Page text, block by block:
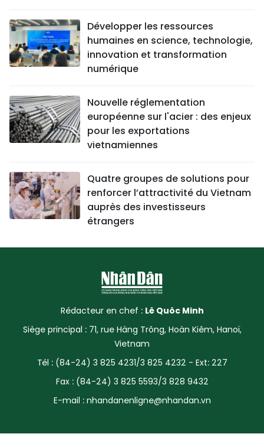
Développer les ressources
humaines en science, technologie,
innovation et transformation
numérique
Nouvelle réglementation
européenne sur l'acier : des enjeux
pour les exportations
vietnamiennes
Quatre groupes de solutions pour
renforcer l’attractivité du Vietnam
auprès des investisseurs
étrangers
Rédacteur en chef : Lê Quôc Minh
Siège principal : 71, rue Hàng Trông, Hoàn Kiêm, Hanoï,
Vietnam
Tél : (84-24) 3 825 4231/3 825 4232 - Ext: 227
Fax : (84-24) 3 825 5593/3 828 9432
E-mail : nhandanenligne@nhandan.vn